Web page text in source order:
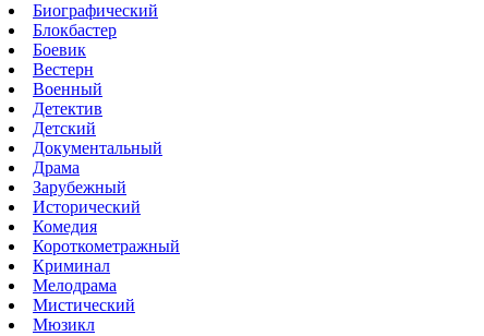
Биографический
Блокбастер
Боевик
Вестерн
Военный
Детектив
Детский
Документальный
Драма
Зарубежный
Исторический
Комедия
Короткометражный
Криминал
Мелодрама
Мистический
Мюзикл